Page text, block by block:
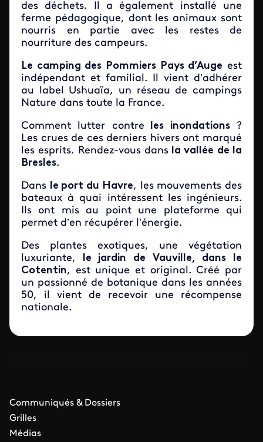
des déchets. Il a également installé une
ferme pédagogique, dont les animaux sont
nourris en partie avec les restes de
nourriture des campeurs.
Le camping des Pommiers Pays d’Auge est
indépendant et familial. Il vient d’adhérer
au label Ushuaïa, un réseau de campings
Nature dans toute la France.
Comment lutter contre les inondations?
Les crues de ces derniers hivers ont marqué
les esprits. Rendez-vous dansla vallée de la
Bresles.
Dans le port du Havre, les mouvements des
bateaux à quai intéressent les ingénieurs.
Ils ont mis au point une plateforme qui
permet d’en récupérer l’énergie.
Des plantes exotiques, une végétation
luxuriante,
le jardin de Vauville, dans le
Cotentin, est unique et original. Créé par
un passionné de botanique dans les années
50, il vient de recevoir une récompense
nationale.
Communiqués & Dossiers
Grilles
Médias